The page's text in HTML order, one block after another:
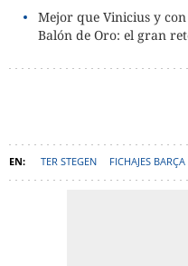
Mejor que Vinicius y
Balón de Oro: el gran
TER STEGEN FICHAJES BARÇA